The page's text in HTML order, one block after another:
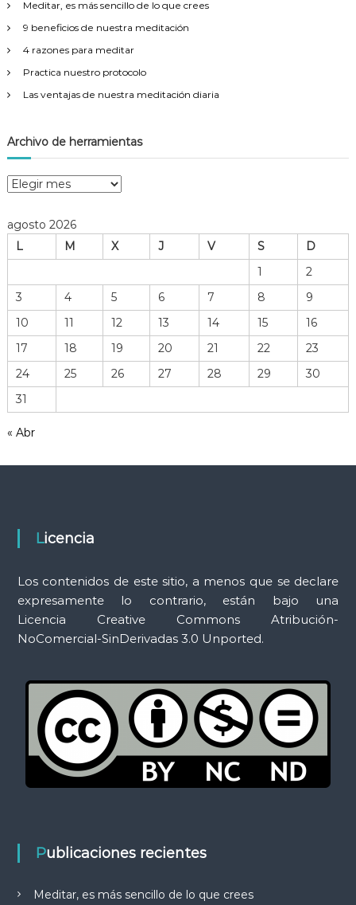
:
Meditar, es más sencillo de lo que crees
9 beneficios de nuestra meditación
4 razones para meditar
Practica nuestro protocolo
Las ventajas de nuestra meditación diaria
Archivo de herramientas
A
h
o
h
r
m
i
n
agosto 2026
L
M X J V S
D
1
2
3
4 5 6 7 8
9
10
11 12 13 14 15
16
17
18 19 20 21 22
23
24
25 26 27 28 29
30
31
« Abr
Licencia
Los contenidos de este sitio, a menos que se declare
expresamente lo contrario, están bajo una
Licencia Creative Commons Atribución-
NoComercial-SinDerivadas 3.0 Unported.
Publicaciones recientes
Meditar, es más sencillo de lo que crees